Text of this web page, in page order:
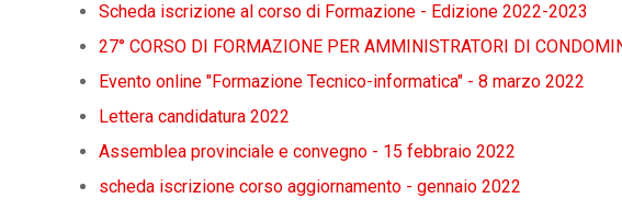
Scheda iscrizione al corso di Formazione - Edizione 2022-2023
27° CORSO DI FORMAZIONE PER AMMINISTRATORI DI
Evento online "Formazione Tecnico-informatica" - 8 marzo 2022
Lettera candidatura 2022
Assemblea provinciale e convegno - 15 febbraio 2022
scheda iscrizione corso aggiornamento - gennaio 2022